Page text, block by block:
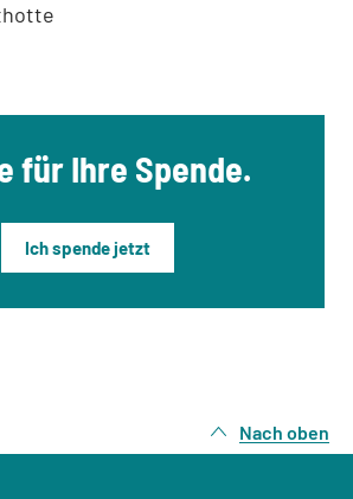
für Ihre Spende.
Ich spende jetzt
Nach oben